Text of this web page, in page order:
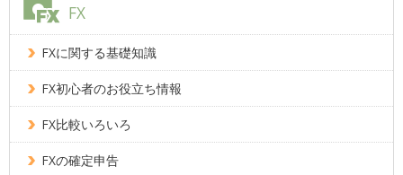
FX
FXに関する基礎知識
FX初心者のお役立ち情報
FX比較いろいろ
FXの確定申告